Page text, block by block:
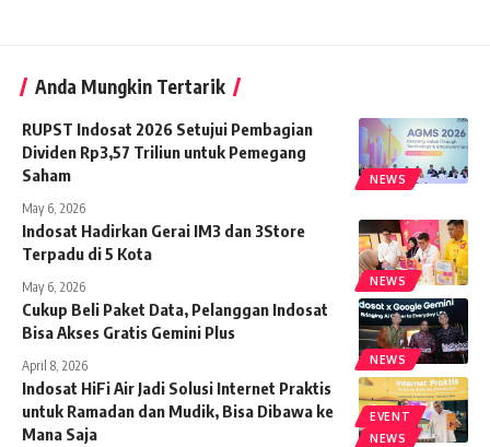
Anda Mungkin Tertarik
NEWS
RUPST Indosat 2026 Setujui Pembagian
Dividen Rp3,57 Triliun untuk Pemegang
Saham
May 6, 2026
NEWS
Indosat Hadirkan Gerai IM3 dan 3Store
Terpadu di 5 Kota
May 6, 2026
NEWS
Cukup Beli Paket Data, Pelanggan Indosat
Bisa Akses Gratis Gemini Plus
April 8, 2026
EVENT
NEWS
Indosat HiFi Air Jadi Solusi Internet Praktis
untuk Ramadan dan Mudik, Bisa Dibawa ke
Mana Saja